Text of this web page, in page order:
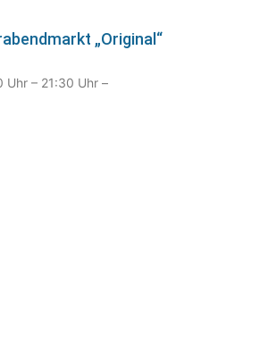
„Original“
Uhr – 21:30 Uhr –